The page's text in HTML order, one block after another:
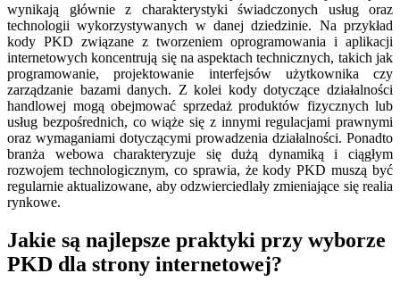
wynikają głównie z charakterystyki świadczonych usług oraz
technologii wykorzystywanych w danej dziedzinie. Na przykład
kody PKD związane z tworzeniem oprogramowania i aplikacji
internetowych koncentrują się na aspektach technicznych, takich jak
programowanie, projektowanie interfejsów użytkownika czy
zarządzanie bazami danych. Z kolei kody dotyczące działalności
handlowej mogą obejmować sprzedaż produktów fizycznych lub
usług bezpośrednich, co wiąże się z innymi regulacjami prawnymi
oraz wymaganiami dotyczącymi prowadzenia działalności. Ponadto
branża webowa charakteryzuje się dużą dynamiką i ciągłym
rozwojem technologicznym, co sprawia, że kody PKD muszą być
regularnie aktualizowane, aby odzwierciedlały zmieniające się realia
rynkowe.
Jakie są najlepsze praktyki przy wyborze
PKD dla strony internetowej?